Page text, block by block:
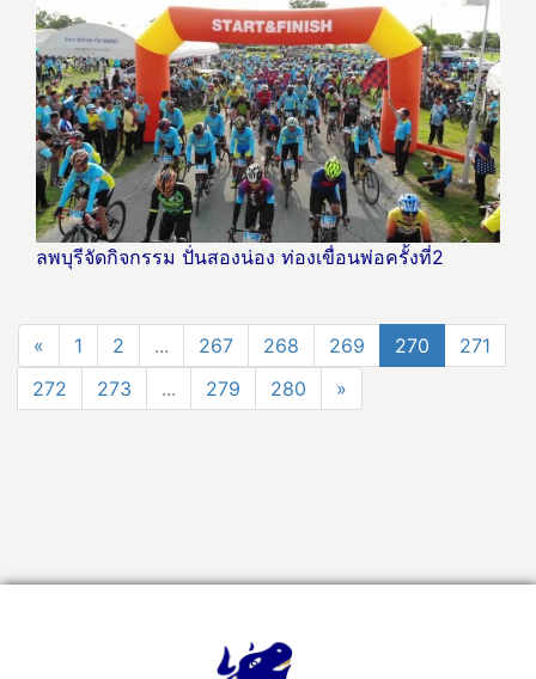
ลพบุรีจัดกิจกรรม ปั่นสองน่อง ท่องเขื่อนพ่อครั้งที่2
« 1 2 ... 267 268 269 270
271
272
273 ... 279 280 »